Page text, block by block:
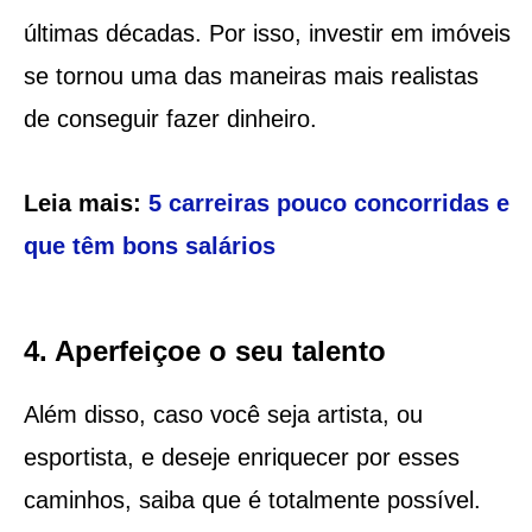
últimas décadas. Por isso, investir em imóveis
se tornou uma das maneiras mais realistas
de conseguir fazer dinheiro.
Leia mais: 5 carreiras pouco concorridas e
que têm bons salários
4. Aperfeiçoe o seu talento
Além disso, caso você seja artista, ou
esportista, e deseje enriquecer por esses
caminhos, saiba que é totalmente possível.